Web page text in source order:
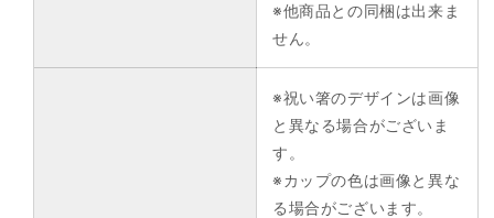
※他商品との同梱は出来ま
せん。
※祝い箸のデザインは画像
と異なる場合がございま
す。
※カップの色は画像と異な
る場合がございます。